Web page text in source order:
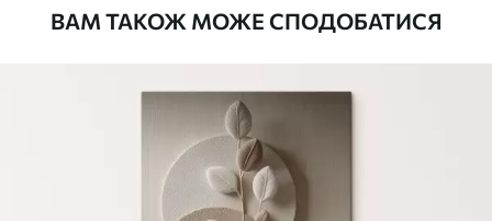
Яскраві, насичені кольори
Стійкість до вицвітання
Безпечне чорнило без запаху
Поверхня з текстурою полотна
Екологічний матеріал
ВАМ ТАКОЖ МОЖЕ СПОДОБАТИСЯ